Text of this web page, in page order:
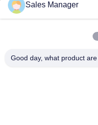
Sales Manager
Good day, what product